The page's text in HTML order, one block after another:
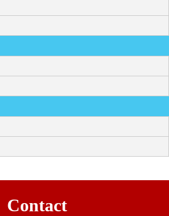
Contact